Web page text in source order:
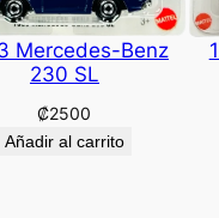
Mercedes-Benz
230 SL
₡2500
Añadir al carrito